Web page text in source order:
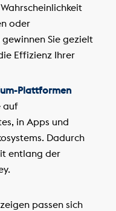
oder
Sie gezielt
Effizienz Ihrer
Plattformen
auf
in Apps und
Dadurch
entlang der
passen sich